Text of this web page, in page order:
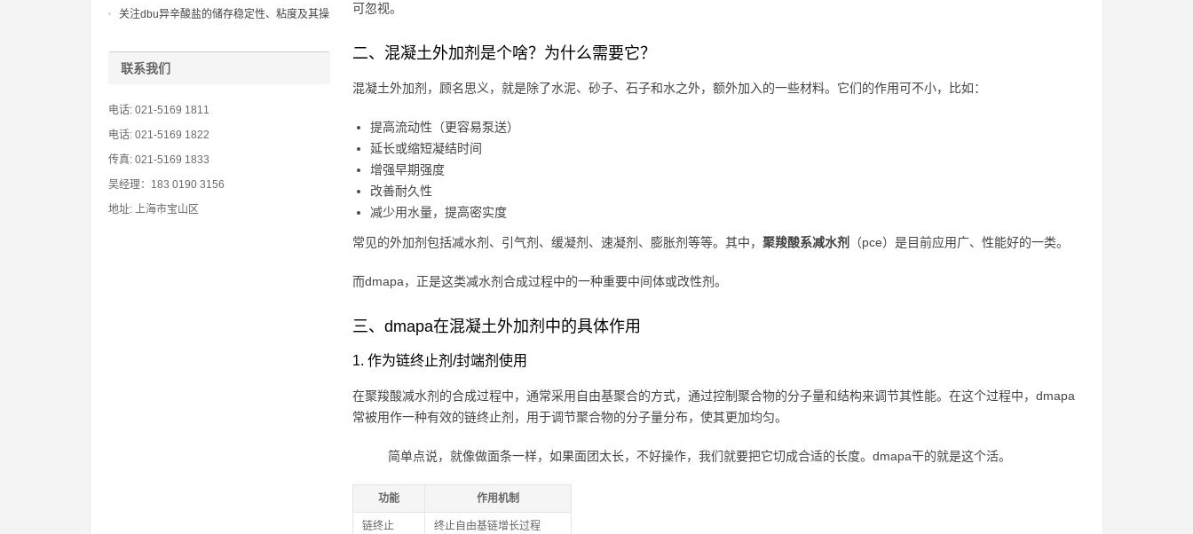
可忽视。
二、混凝土外加剂是个啥？为什么需要它？
混凝土外加剂，顾名思义，就是除了水泥、砂子、石子和水之外，额外加入的一些材料。它们的作用可不小，比如：
提高流动性（更容易泵送）
延长或缩短凝结时间
增强早期强度
改善耐久性
减少用水量，提高密实度
常见的外加剂包括减水剂、引气剂、缓凝剂、速凝剂、膨胀剂等等。其中， 聚羧酸系减水剂 （pce）是目前应用广、性能好的一类。
而dmapa，正是这类减水剂合成过程中的一种重要中间体或改性剂。
三、dmapa在混凝土外加剂中的具体作用
1. 作为链终止剂/封端剂使用
在聚羧酸减水剂的合成过程中，通常采用自由基聚合的方式，通过控制聚合物的分子量和结构来调节其性能。在这个过程中，dmapa
常被用作一种有效的链终止剂，用于调节聚合物的分子量分布，使其更加均匀。
简单点说，就像做面条一样，如果面团太长，不好操作，我们就要把它切成合适的长度。dmapa干的就是这个活。
功能 作用机制
链终止 终止自由基链增长过程
和医疗器械等敏感领域
关注dbu异辛酸盐的储存稳定性、粘度及其操
联系我们
电话: 021-5169 1811
电话: 021-5169 1822
传真: 021-5169 1833
吴经理：183 0190 3156
地址: 上海市宝山区